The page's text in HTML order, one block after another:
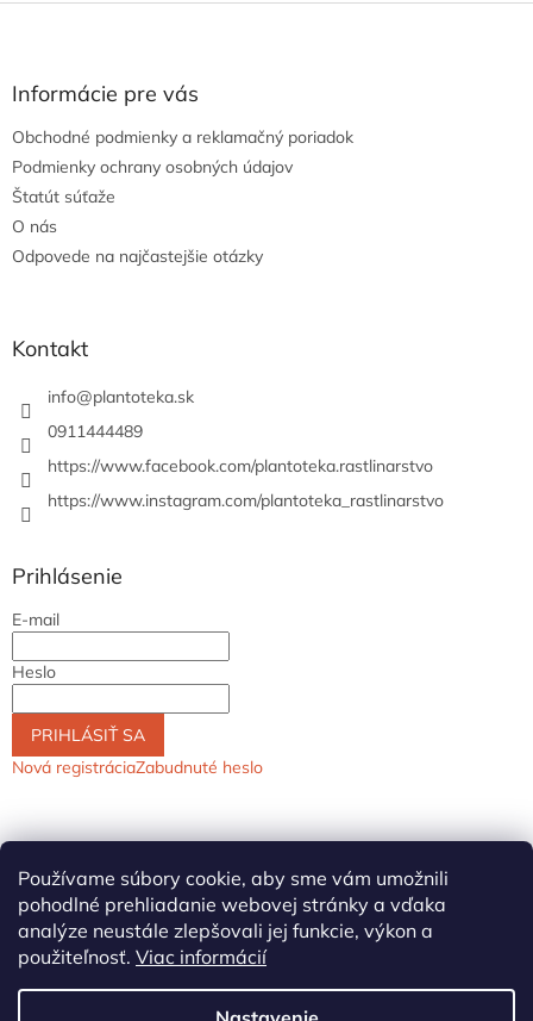
Používame súbory cookie, aby sme vám umožnili
pohodlné prehliadanie webovej stránky a vďaka
analýze neustále zlepšovali jej funkcie, výkon a
použiteľnosť. Viac informácií
Z
Informácie pre vás
Obchodné podmienky a reklamačný poriadok
Podmienky ochrany osobných údajov
Štatút súťaže
O nás
Odpovede na najčastejšie otázky
Kontakt
info@plantoteka.sk
0911444489
https://www.facebook.com/plantoteka.rastlinarstvo
https://www.instagram.com/plantoteka_rastlinarstvo
Prihlásenie
E-mail
Heslo
PRIHLÁSIŤ SA
Nová registráciaZabudnuté heslo